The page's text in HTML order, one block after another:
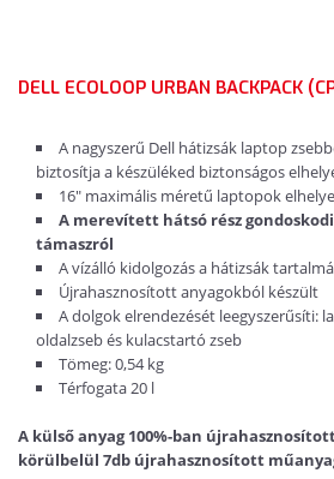
DELL ECOLOOP URBAN BACKPACK
A nagyszerű Dell hátizsák laptop
biztosítja a készüléked biztonságos
16" maximális méretű laptopok
A merevített hátsó rész
támaszról
A vízálló kidolgozás a hátizsák
Újrahasznosított anyagokból készült
A dolgok elrendezését leegyszerűsíti:
oldalzseb és kulacstartó zseb
Tömeg: 0,54 kg
Térfogata 20 l
A külső anyag 100%-ban
körülbelül 7db újrahasznosított